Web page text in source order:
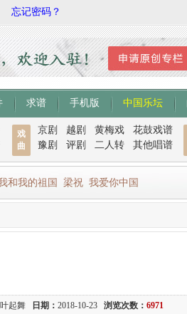
忘记密码？
求谱 手机版 中国乐坛
戏
曲
京剧 越剧 黄梅戏
花鼓戏谱
豫剧
评剧 二人转 其他唱谱
和我的祖国 梁祝 我爱你中国
起舞 日期： 2018-10-23 浏览次数： 6971